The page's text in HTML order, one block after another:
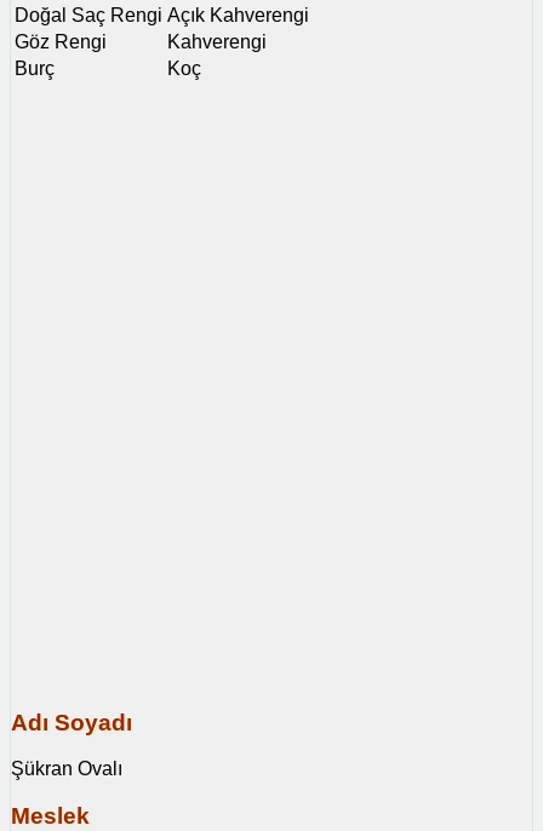
Doğal Saç Rengi Açık Kahverengi
Göz Rengi
Kahverengi
Burç
Koç
Adı Soyadı
Şükran Ovalı
Meslek